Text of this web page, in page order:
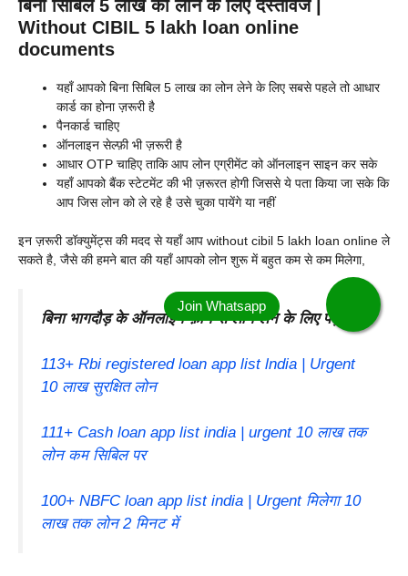
बिना सिबिल 5 लाख का लोन के लिए दस्तावेज |
Without CIBIL 5 lakh loan online
documents
यहाँ आपको बिना सिबिल 5 लाख का लोन लेने के लिए सबसे पहले तो आधार
कार्ड का होना ज़रूरी है
पैनकार्ड चाहिए
ऑनलाइन सेल्फ़ी भी ज़रूरी है
आधार OTP चाहिए ताकि आप लोन एग्रीमेंट को ऑनलाइन साइन कर सके
यहाँ आपको बैंक स्टेटमेंट की भी ज़रूरत होगी जिससे ये पता किया जा सके कि
आप जिस लोन को ले रहे है उसे चुका पायेंगे या नहीं
इन ज़रूरी डॉक्युमेंट्स की मदद से यहाँ आप without cibil 5 lakh loan online ले
सकते है, जैसे की हमने बात की यहाँ आपको लोन शुरू में बहुत कम से कम मिलेगा,
बिना भागदौड़ के ऑनलाइन फ़ोन से लोन लेने के लिए पढ़े –
113+ Rbi registered loan app list lndia | Urgent
10 लाख सुरक्षित लोन
111+ Cash loan app list india | urgent 10 लाख तक
लोन कम सिबिल पर
100+ NBFC loan app list india | Urgent मिलेगा 10
लाख तक लोन 2 मिनट में